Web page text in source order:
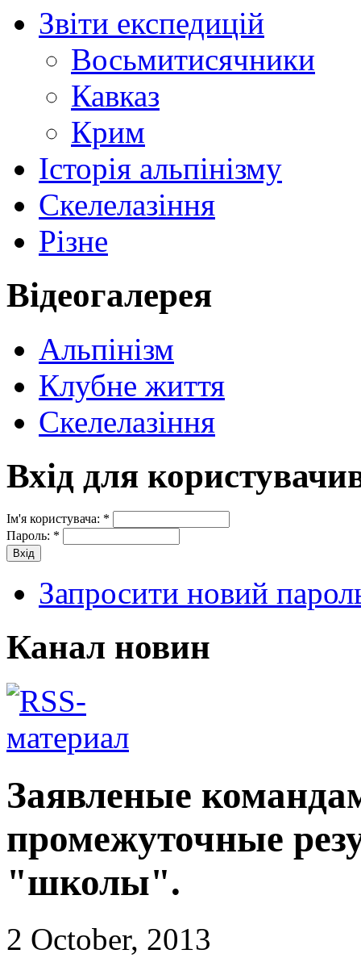
Звіти експедицій
Восьмитисячники
Кавказ
Крим
Історія альпінізму
Скелелазіння
Різне
Відеогалерея
Альпінізм
Клубне життя
Скелелазіння
Вхід для
Ім'я користувача: *
Пароль: *
Запросити новий
Канал новин
Заявленые
промежуточные
"школы".
2 October, 2013